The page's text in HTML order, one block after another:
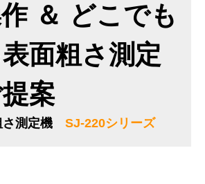
＆ どこでも
面粗さ測定
案
さ測定機 SJ-220シリーズ